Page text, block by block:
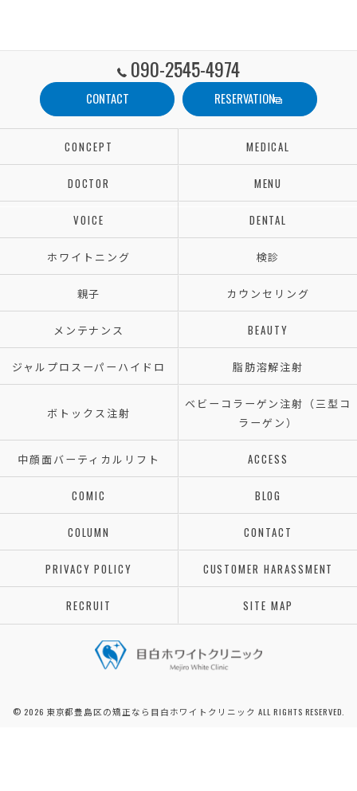
090-2545-4974
CONTACT RESERVATION
CONCEPT MEDICAL
DOCTOR MENU
VOICE DENTAL
ホワイトニング 検診
親子 カウンセリング
メンテナンス BEAUTY
ジャルプロスーパーハイドロ 脂肪溶解注射
ボトックス注射
ベビーコラーゲン注射（三型コ
ラーゲン）
中顔面バーティカルリフト ACCESS
COMIC BLOG
COLUMN CONTACT
PRIVACY POLICY CUSTOMER HARASSMENT
RECRUIT SITE MAP
© 2026 東京都豊島区の矯正なら目白ホワイトクリニック ALL RIGHTS RESERVED.